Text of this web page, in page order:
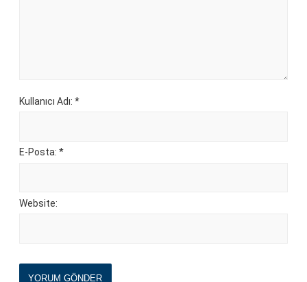
Kullanıcı Adı: *
E-Posta: *
Website:
YORUM GÖNDER